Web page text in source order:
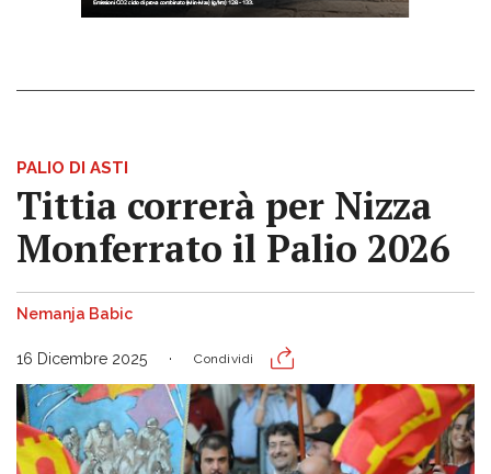
PALIO DI ASTI
Tittia correrà per Nizza
Monferrato il Palio 2026
Nemanja Babic
16 Dicembre 2025 Condividi